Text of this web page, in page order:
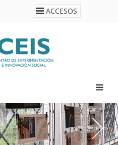
ACCESOS